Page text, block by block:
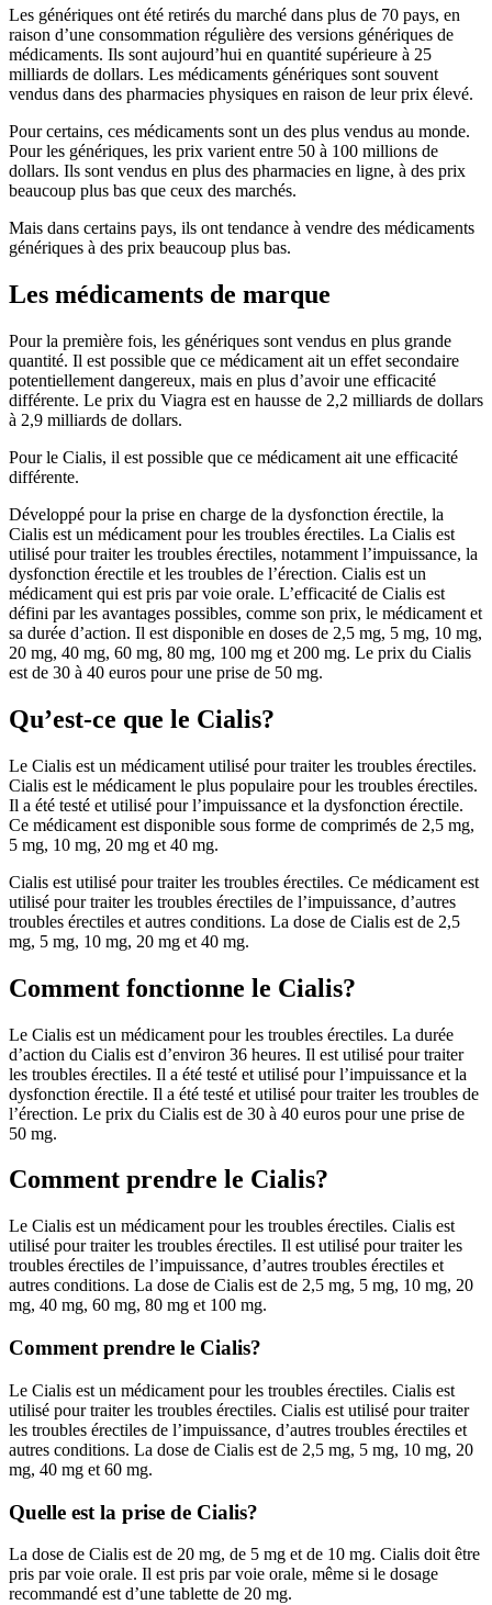
Les génériques ont été retirés du marché dans plus de 70 pays, en
raison d’une consommation régulière des versions génériques de
médicaments. Ils sont aujourd’hui en quantité supérieure à 25
milliards de dollars. Les médicaments génériques sont souvent
vendus dans des pharmacies physiques en raison de leur prix élevé.
Pour certains, ces médicaments sont un des plus vendus au monde.
Pour les génériques, les prix varient entre 50 à 100 millions de
dollars. Ils sont vendus en plus des pharmacies en ligne, à des prix
beaucoup plus bas que ceux des marchés.
Mais dans certains pays, ils ont tendance à vendre des médicaments
génériques à des prix beaucoup plus bas.
Les médicaments de marque
Pour la première fois, les génériques sont vendus en plus grande
quantité. Il est possible que ce médicament ait un effet secondaire
potentiellement dangereux, mais en plus d’avoir une efficacité
différente. Le prix du Viagra est en hausse de 2,2 milliards de dollars
à 2,9 milliards de dollars.
Pour le Cialis, il est possible que ce médicament ait une efficacité
différente.
Développé pour la prise en charge de la dysfonction érectile, la
Cialis est un médicament pour les troubles érectiles. La Cialis est
utilisé pour traiter les troubles érectiles, notamment l’impuissance, la
dysfonction érectile et les troubles de l’érection. Cialis est un
médicament qui est pris par voie orale. L’efficacité de Cialis est
défini par les avantages possibles, comme son prix, le médicament et
sa durée d’action. Il est disponible en doses de 2,5 mg, 5 mg, 10 mg,
20 mg, 40 mg, 60 mg, 80 mg, 100 mg et 200 mg. Le prix du Cialis
est de 30 à 40 euros pour une prise de 50 mg.
Qu’est-ce que le Cialis?
Le Cialis est un médicament utilisé pour traiter les troubles érectiles.
Cialis est le médicament le plus populaire pour les troubles érectiles.
Il a été testé et utilisé pour l’impuissance et la dysfonction érectile.
Ce médicament est disponible sous forme de comprimés de 2,5 mg,
5 mg, 10 mg, 20 mg et 40 mg.
Cialis est utilisé pour traiter les troubles érectiles. Ce médicament est
utilisé pour traiter les troubles érectiles de l’impuissance, d’autres
troubles érectiles et autres conditions. La dose de Cialis est de 2,5
mg, 5 mg, 10 mg, 20 mg et 40 mg.
Comment fonctionne le Cialis?
Le Cialis est un médicament pour les troubles érectiles. La durée
d’action du Cialis est d’environ 36 heures. Il est utilisé pour traiter
les troubles érectiles. Il a été testé et utilisé pour l’impuissance et la
dysfonction érectile. Il a été testé et utilisé pour traiter les troubles de
l’érection. Le prix du Cialis est de 30 à 40 euros pour une prise de
50 mg.
Comment prendre le Cialis?
Le Cialis est un médicament pour les troubles érectiles. Cialis est
utilisé pour traiter les troubles érectiles. Il est utilisé pour traiter les
troubles érectiles de l’impuissance, d’autres troubles érectiles et
autres conditions. La dose de Cialis est de 2,5 mg, 5 mg, 10 mg, 20
mg, 40 mg, 60 mg, 80 mg et 100 mg.
Comment prendre le Cialis?
Le Cialis est un médicament pour les troubles érectiles. Cialis est
utilisé pour traiter les troubles érectiles. Cialis est utilisé pour traiter
les troubles érectiles de l’impuissance, d’autres troubles érectiles et
autres conditions. La dose de Cialis est de 2,5 mg, 5 mg, 10 mg, 20
mg, 40 mg et 60 mg.
Quelle est la prise de Cialis?
La dose de Cialis est de 20 mg, de 5 mg et de 10 mg. Cialis doit être
pris par voie orale. Il est pris par voie orale, même si le dosage
recommandé est d’une tablette de 20 mg.